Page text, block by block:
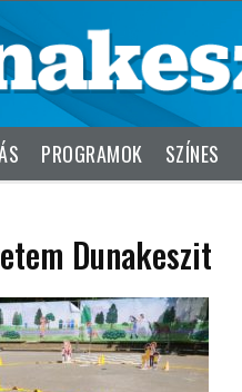
PROGRAMOK SZÍNES
Dunakeszit